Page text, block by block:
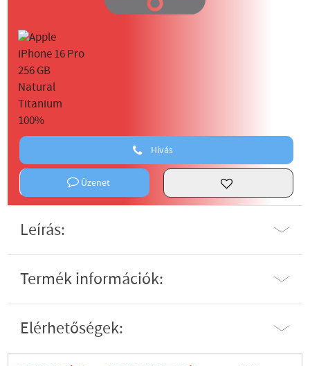
Hívás
Üzenet
Leírás:
Termék információk:
Elérhetőségek: